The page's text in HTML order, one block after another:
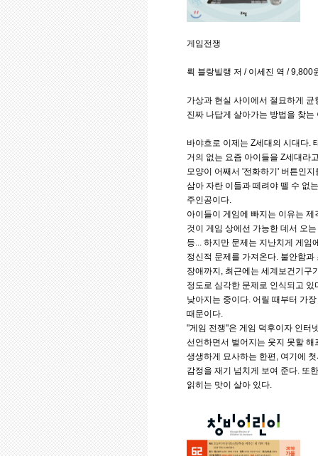
게임전쟁
뤽 블랑빌랭 저 / 이세진 역 / 9,800
가상과 현실 사이에서 절묘하게 균
진짜 나답게 살아가는 방법을 찾는
바야흐로 이제는 Z세대의 시대다.
거의 없는 요즘 아이들을 Z세대라
모양이 어째서 '전화하기' 버튼인
삼아 자란 이들과 떼려야 뗄 수 없
주인공이다.
아이들이 게임에 빠지는 이유는
것이 게임 상에선 가능한 데서 오
등... 하지만 문제는 지난치게 게임
정신적 문제를 가져온다. 불안함
장애까지, 최근에는 세계보건기구
정도로 심각한 문제로 인식되고
낮아지는 중이다. 어릴 때부터 가
때문이다.
"게임 전쟁"은 게임 덕후이자 인터
선언하면서 벌어지는 웃지 못할
생생하게 묘사하는 한편, 여기에
감정을 재기 넘치게 보여 준다. 또
읽히는 맛이 살아 있다.